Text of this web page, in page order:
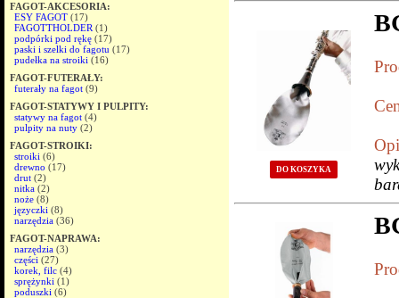
FAGOT-AKCESORIA:
ESY FAGOT (17)
FAGOTTHOLDER (1)
podpórki pod rękę (17)
paski i szelki do fagotu (17)
pudełka na stroiki (16)
FAGOT-FUTERAŁY:
futerały na fagot (9)
FAGOT-STATYWY I PULPITY:
statywy na fagot (4)
pulpity na nuty (2)
FAGOT-STROIKI:
stroiki (6)
drewno (17)
drut (2)
nitka (2)
noże (8)
języczki (8)
narzędzia (36)
FAGOT-NAPRAWA:
narzędzia (3)
części (27)
korek, filc (4)
sprężynki (1)
poduszki (6)
DO KOSZYKA